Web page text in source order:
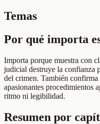
Temas
Por qué importa
Importa porque muestra con
judicial destruye la confianza
del crimen. También
apasionantes procedimientos
ritmo ni legibilidad.
Resumen por